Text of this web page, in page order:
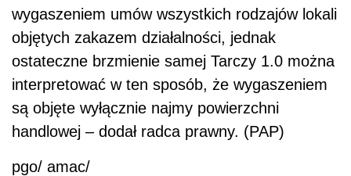
wygaszeniem umów wszystkich rodzajów lokali
objętych zakazem działalności, jednak
ostateczne brzmienie samej Tarczy 1.0 można
interpretować w ten sposób, że wygaszeniem
są objęte wyłącznie najmy powierzchni
handlowej – dodał radca prawny. (PAP)
pgo/ amac/